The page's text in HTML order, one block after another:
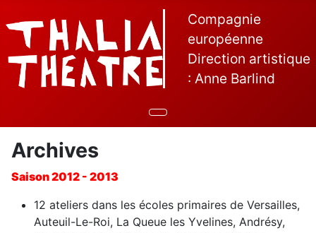
Compagnie
européenne
Direction artistique
: Anne Barlind
Archives
Saison 2012 - 2013
12 ateliers dans les écoles primaires de Versailles,
Auteuil-Le-Roi, La Queue les Yvelines, Andrésy,